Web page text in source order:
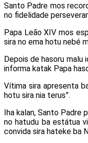
Santo Padre mos
no fidelidade
Papa Leão XIV mos
sira no ema hotu nebé
Depois de hasoru malu
informa katak Papa
Vítima sira apresenta
hotu sira nia terus”.
Iha kalan, Santo Padre
no hatudu ba estátua
convida sira hateke ba